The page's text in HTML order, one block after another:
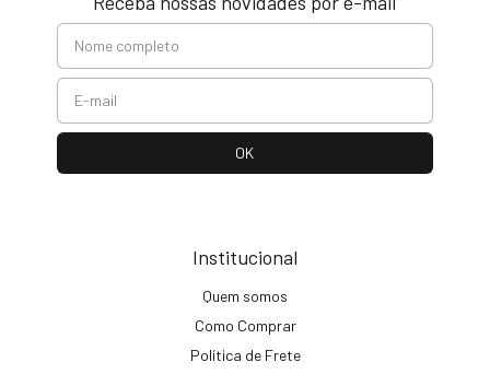
Institucional
Quem somos
Como Comprar
Política de Frete